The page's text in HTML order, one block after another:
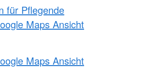
für Pflegende
Maps Ansicht
Maps Ansicht